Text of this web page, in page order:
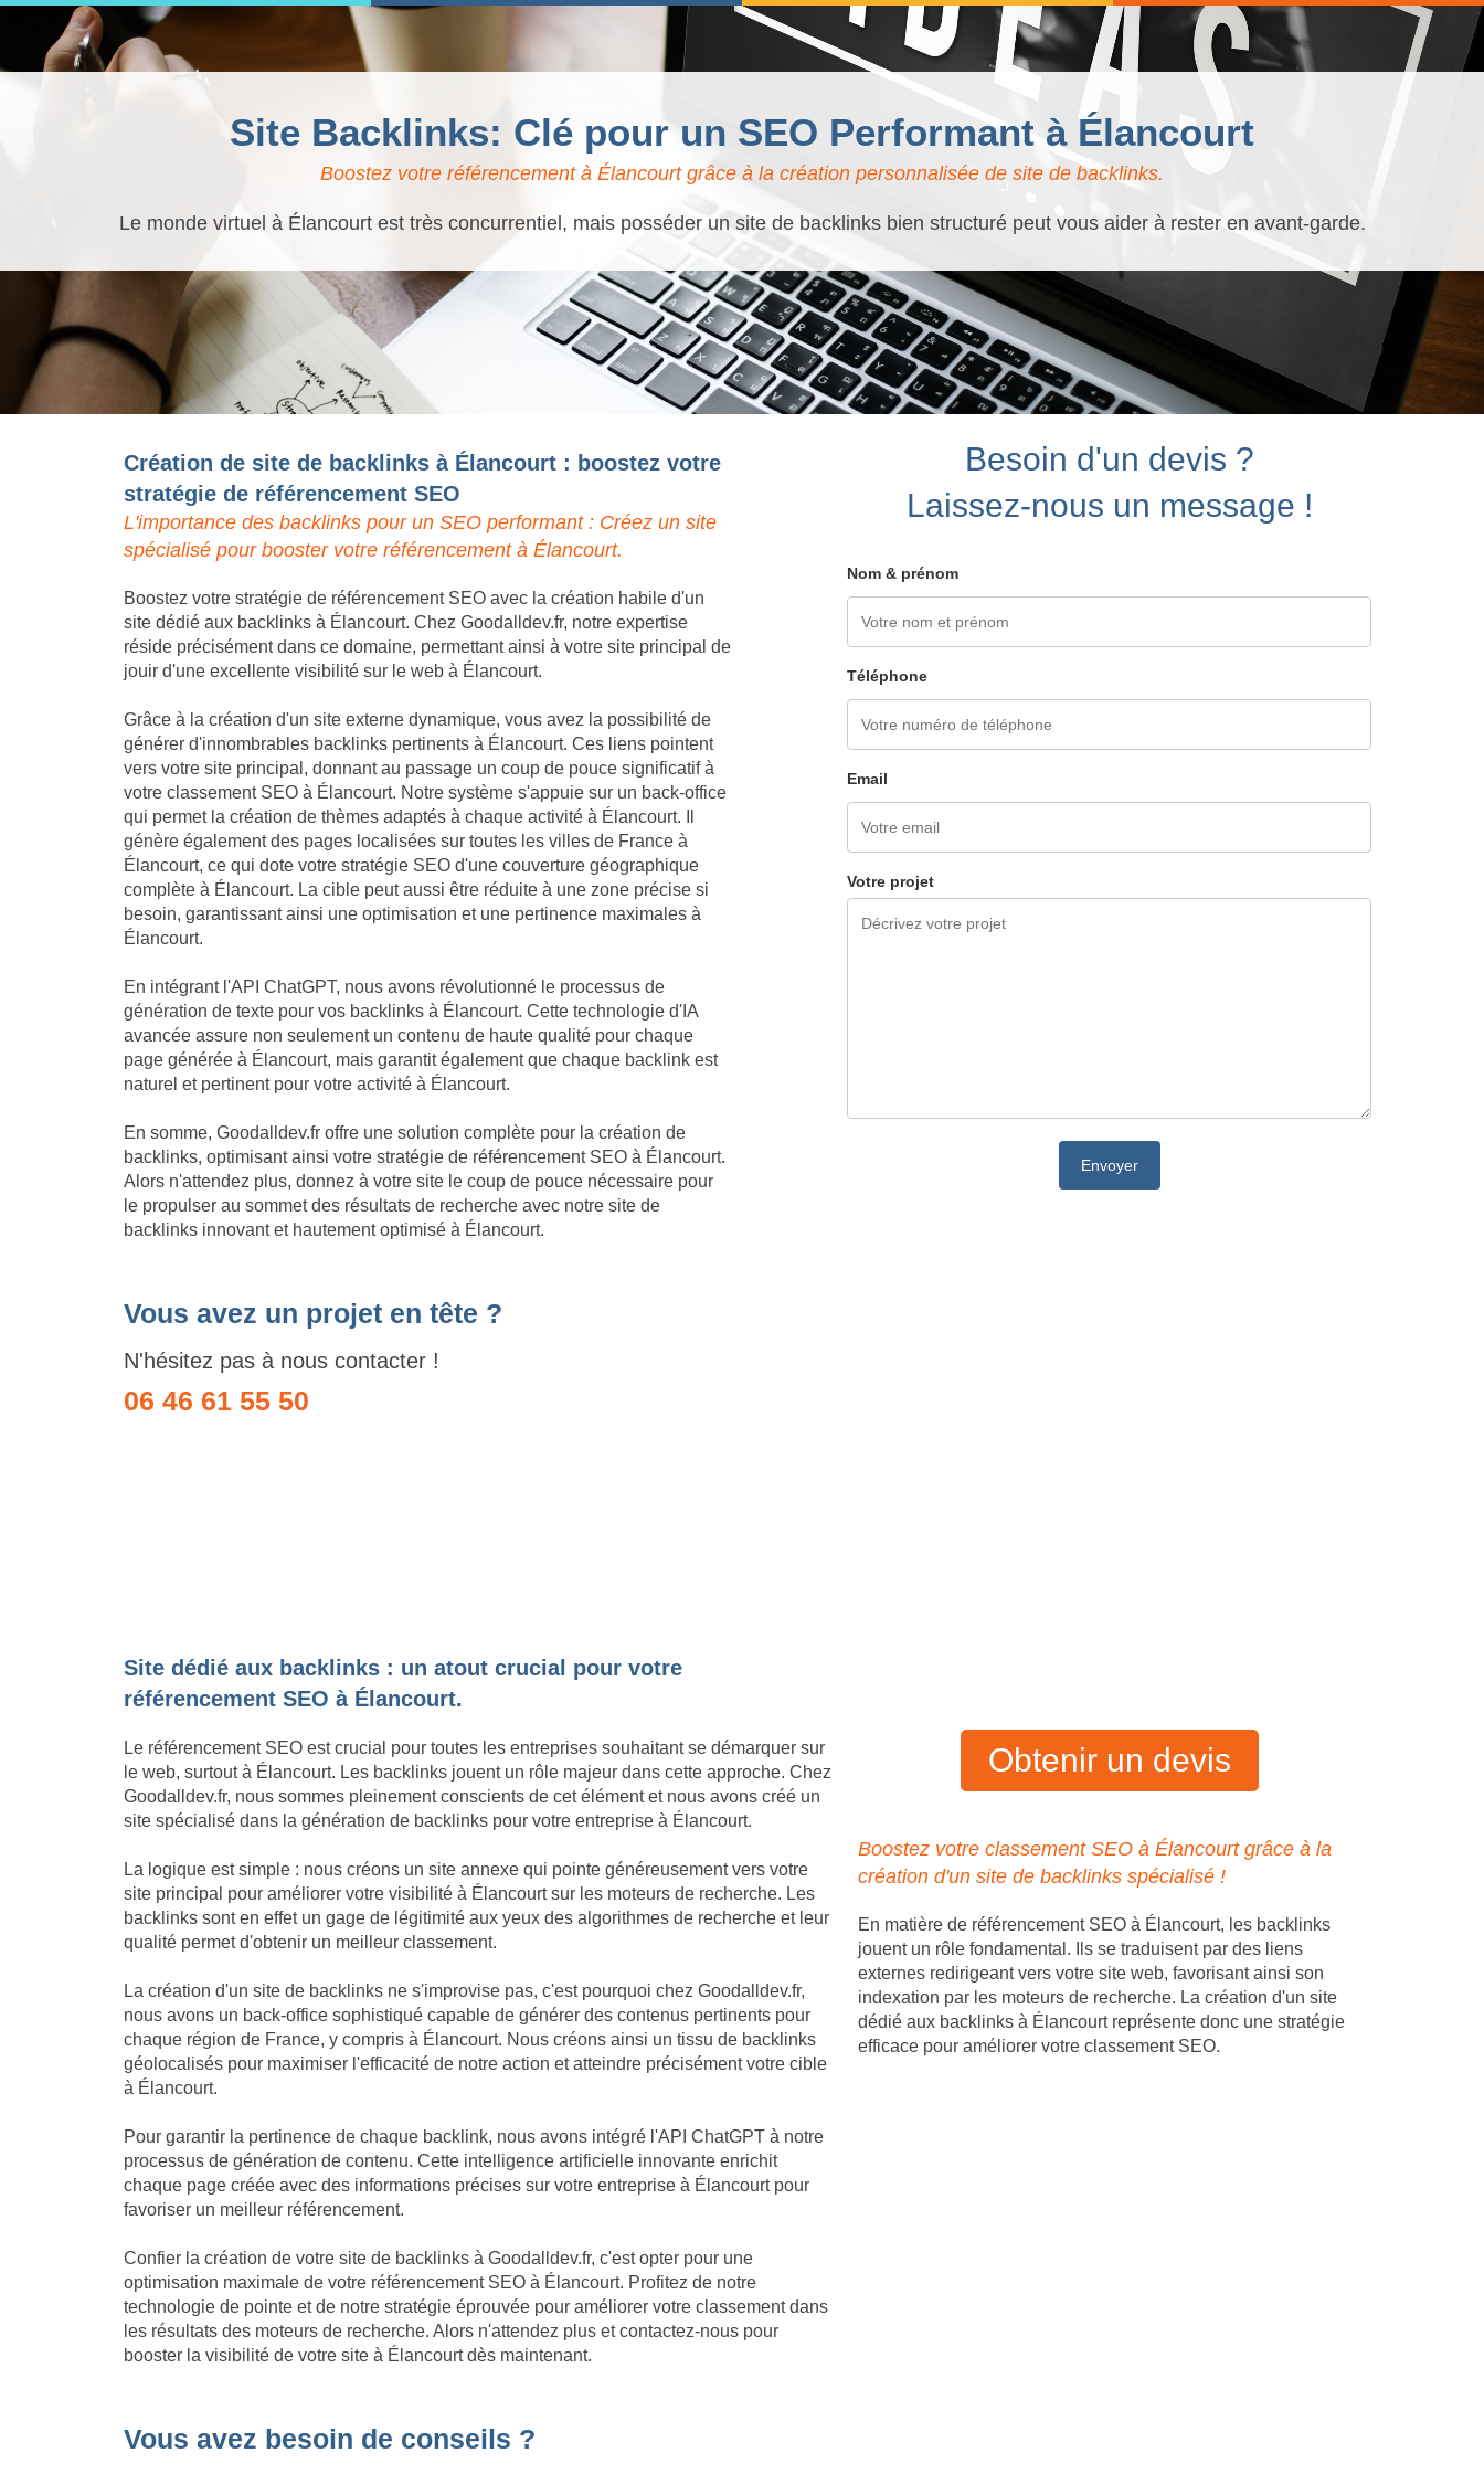
Site Backlinks: Clé pour un SEO Performant à Élancourt
Boostez votre référencement à Élancourt grâce à la création personnalisée de site de backlinks.
Le monde virtuel à Élancourt est très concurrentiel, mais posséder un site de backlinks bien structuré peut vous aider à rester en avant-garde.
Création de site de backlinks à Élancourt : boostez votre
stratégie de référencement SEO
L'importance des backlinks pour un SEO performant : Créez un site
spécialisé pour booster votre référencement à Élancourt.
Boostez votre stratégie de référencement SEO avec la création habile d'un
site dédié aux backlinks à Élancourt. Chez Goodalldev.fr, notre expertise
réside précisément dans ce domaine, permettant ainsi à votre site principal de
jouir d'une excellente visibilité sur le web à Élancourt.
Grâce à la création d'un site externe dynamique, vous avez la possibilité de
générer d'innombrables backlinks pertinents à Élancourt. Ces liens pointent
vers votre site principal, donnant au passage un coup de pouce significatif à
votre classement SEO à Élancourt. Notre système s'appuie sur un back-office
qui permet la création de thèmes adaptés à chaque activité à Élancourt. Il
génère également des pages localisées sur toutes les villes de France à
Élancourt, ce qui dote votre stratégie SEO d'une couverture géographique
complète à Élancourt. La cible peut aussi être réduite à une zone précise si
besoin, garantissant ainsi une optimisation et une pertinence maximales à
Élancourt.
En intégrant l'API ChatGPT, nous avons révolutionné le processus de
génération de texte pour vos backlinks à Élancourt. Cette technologie d'IA
avancée assure non seulement un contenu de haute qualité pour chaque
page générée à Élancourt, mais garantit également que chaque backlink est
naturel et pertinent pour votre activité à Élancourt.
En somme, Goodalldev.fr offre une solution complète pour la création de
backlinks, optimisant ainsi votre stratégie de référencement SEO à Élancourt.
Alors n'attendez plus, donnez à votre site le coup de pouce nécessaire pour
le propulser au sommet des résultats de recherche avec notre site de
backlinks innovant et hautement optimisé à Élancourt.
Vous avez un projet en tête ?
N'hésitez pas à nous contacter !
06 46 61 55 50
Besoin d'un devis ?
Laissez-nous un message !
Nom & prénom
Téléphone
Email
Votre projet
Site dédié aux backlinks : un atout crucial pour votre
référencement SEO à Élancourt.
Le référencement SEO est crucial pour toutes les entreprises souhaitant se démarquer sur
le web, surtout à Élancourt. Les backlinks jouent un rôle majeur dans cette approche. Chez
Goodalldev.fr, nous sommes pleinement conscients de cet élément et nous avons créé un
site spécialisé dans la génération de backlinks pour votre entreprise à Élancourt.
La logique est simple : nous créons un site annexe qui pointe généreusement vers votre
site principal pour améliorer votre visibilité à Élancourt sur les moteurs de recherche. Les
backlinks sont en effet un gage de légitimité aux yeux des algorithmes de recherche et leur
qualité permet d'obtenir un meilleur classement.
La création d'un site de backlinks ne s'improvise pas, c'est pourquoi chez Goodalldev.fr,
nous avons un back-office sophistiqué capable de générer des contenus pertinents pour
chaque région de France, y compris à Élancourt. Nous créons ainsi un tissu de backlinks
géolocalisés pour maximiser l'efficacité de notre action et atteindre précisément votre cible
à Élancourt.
Pour garantir la pertinence de chaque backlink, nous avons intégré l'API ChatGPT à notre
processus de génération de contenu. Cette intelligence artificielle innovante enrichit
chaque page créée avec des informations précises sur votre entreprise à Élancourt pour
favoriser un meilleur référencement.
Confier la création de votre site de backlinks à Goodalldev.fr, c'est opter pour une
optimisation maximale de votre référencement SEO à Élancourt. Profitez de notre
technologie de pointe et de notre stratégie éprouvée pour améliorer votre classement dans
les résultats des moteurs de recherche. Alors n'attendez plus et contactez-nous pour
booster la visibilité de votre site à Élancourt dès maintenant.
Vous avez besoin de conseils ?
Obtenir un devis
Boostez votre classement SEO à Élancourt grâce à la
création d'un site de backlinks spécialisé !
En matière de référencement SEO à Élancourt, les backlinks
jouent un rôle fondamental. Ils se traduisent par des liens
externes redirigeant vers votre site web, favorisant ainsi son
indexation par les moteurs de recherche. La création d'un site
dédié aux backlinks à Élancourt représente donc une stratégie
efficace pour améliorer votre classement SEO.